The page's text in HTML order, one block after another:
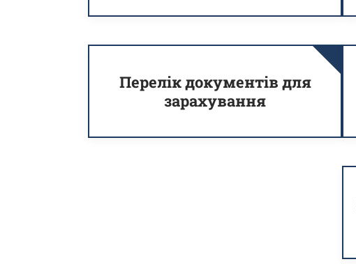
Перелік документів для
зарахування